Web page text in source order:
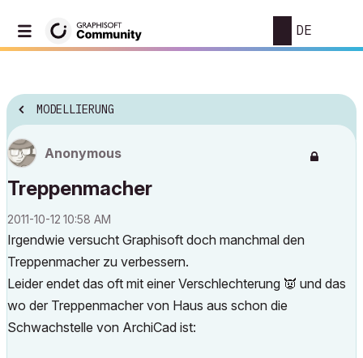
DE
MODELLIERUNG
Anonymous
Treppenmacher
‎2011-10-12 10:58 AM
Irgendwie versucht Graphisoft doch manchmal den
Treppenmacher zu verbessern.
Leider endet das oft mit einer Verschlechterung 👿 und das
wo der Treppenmacher von Haus aus schon die
Schwachstelle von ArchiCad ist: